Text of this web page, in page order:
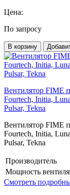
Цена:
По запросу
В корзину
Вентилятор FIME
Fourtech, Initia,
Pulsar, Tekna
Вентилятор FIME
Fourtech, Initia,
Pulsar, Tekna
Производитель
Мощность
Смотреть